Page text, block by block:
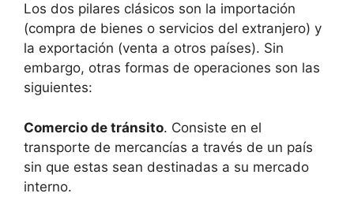
Los dos pilares clásicos son la importación
(compra de bienes o servicios del extranjero) y
la exportación (venta a otros países). Sin
embargo, otras formas de operaciones son las
siguientes:
Comercio de tránsito. Consiste en el
transporte de mercancías a través de un país
sin que estas sean destinadas a su mercado
interno.